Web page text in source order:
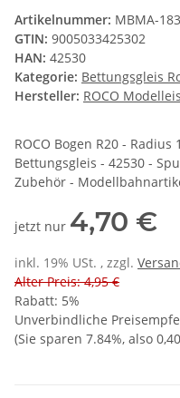
Artikelnummer: MBMA-
GTIN: 9005033425302
HAN: 42530
Kategorie: Bettungsgleis
Hersteller: ROCO
ROCO Bogen R20 - Radius
Bettungsgleis - 42530 -
Zubehör -
jetzt nur 4,70 €
inkl. 19% USt. , zzgl.
Alter Preis: 4,95 €
Rabatt: 5%
Unverbindliche
(Sie sparen 7.84%, also